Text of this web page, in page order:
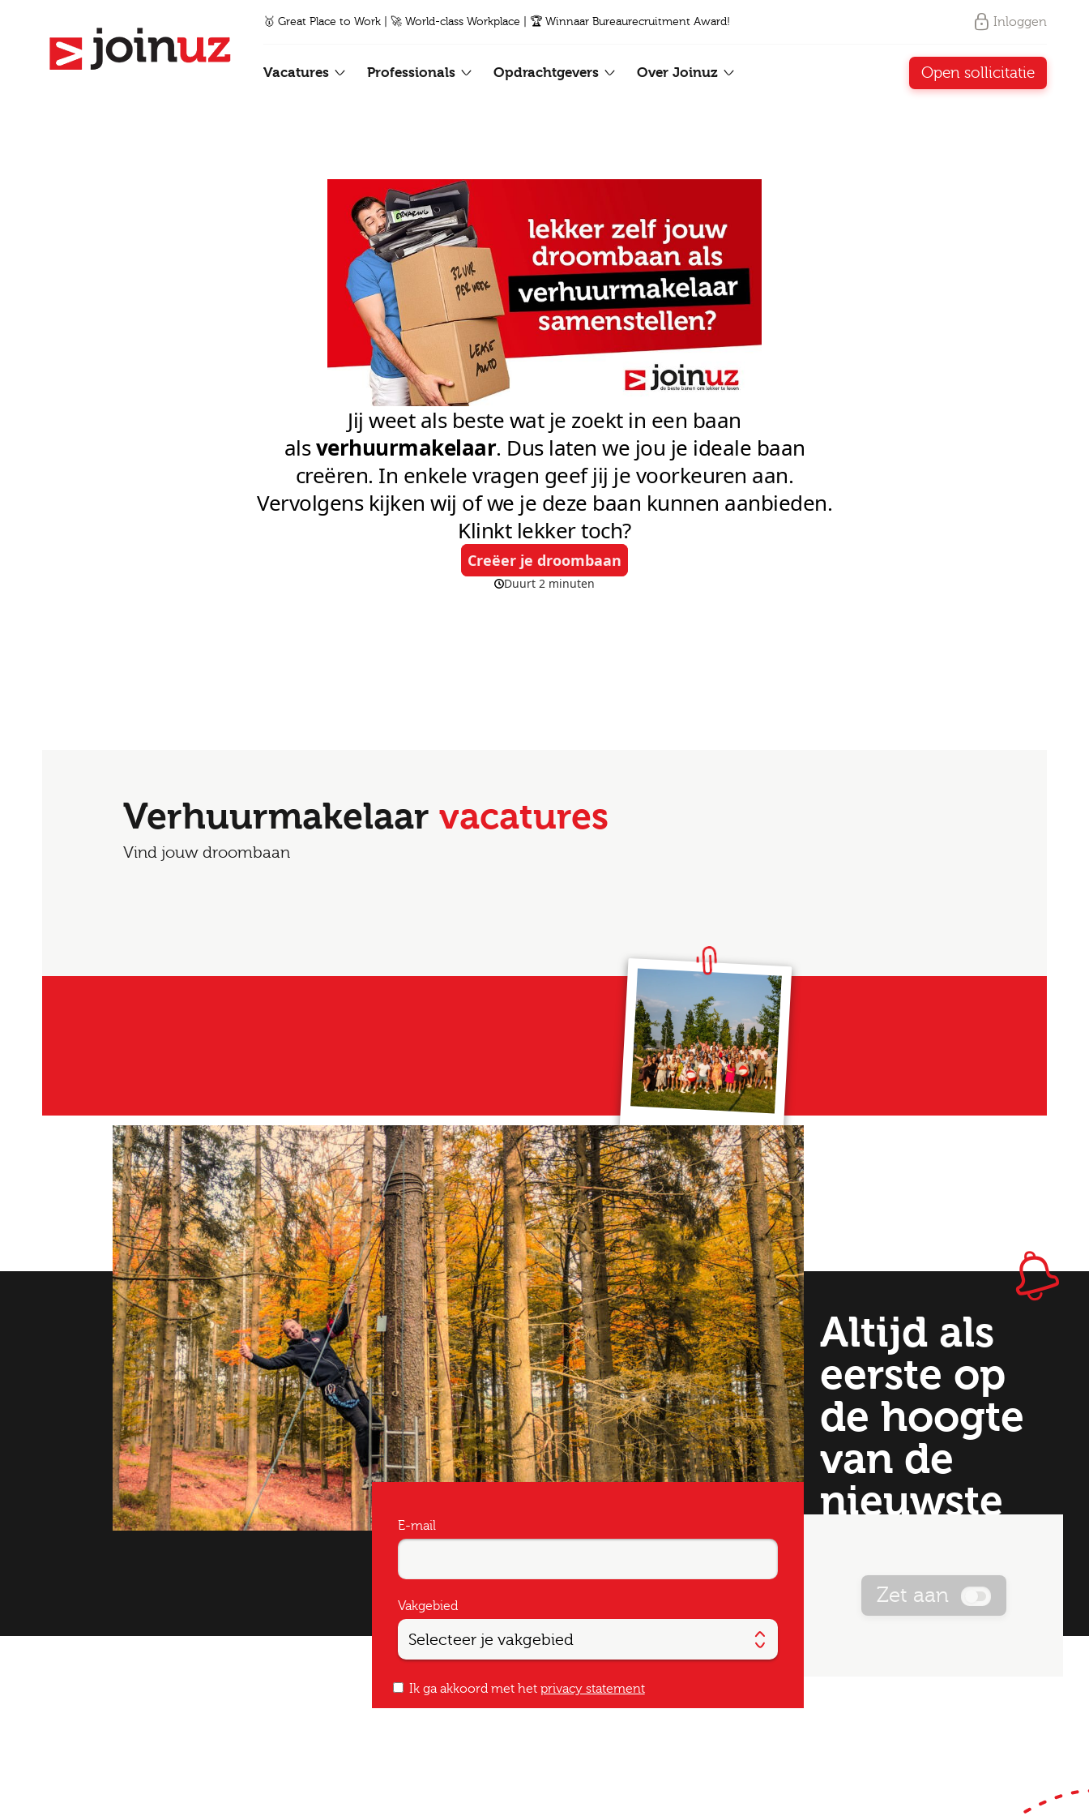
🥇 Great Place to Work | 🚀 World-class Workplace | 🏆 Winnaar Bureaurecruitment Award! Inloggen
Vacatures Professionals Opdrachtgevers Over Joinuz Open sollicitatie
Verhuurmakelaar vacatures
Vind jouw droombaan
Altijd als
eerste op
de hoogte
van de
nieuwste
E-mail
Vakgebied
Ik ga akkoord met het privacy statement
Zet aan
nieuwste vacatures als je een job
Bezorgopties
Ik ga akkoord met hetprivacy statement Job alerts